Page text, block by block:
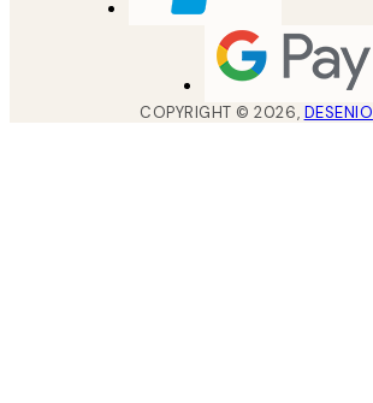
COPYRIGHT ©2026, DESENIO